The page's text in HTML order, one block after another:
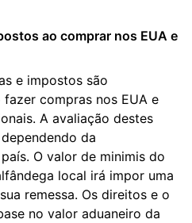
ao comprar nos EUA e
e impostos são
compras nos EUA e
A avaliação destes
da
O valor de minimis do
local irá impor uma
remessa. Os direitos e o
no valor aduaneiro da